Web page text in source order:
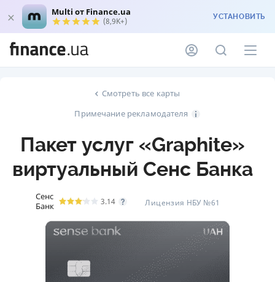
Multi от Finance.ua
(8,9K+) УСТАНОВИТЬ
Смотреть все карты
Примечание рекламодателя
Пакет услуг «Graphite»
виртуальный Сенс Банка
Сенс
Банк
3.14 Лицензия НБУ №61